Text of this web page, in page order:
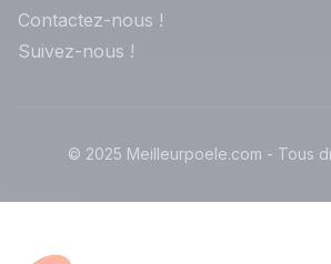
Contactez-nous !
Suivez-nous !
© 2025 Meilleurpoele.com - Tous